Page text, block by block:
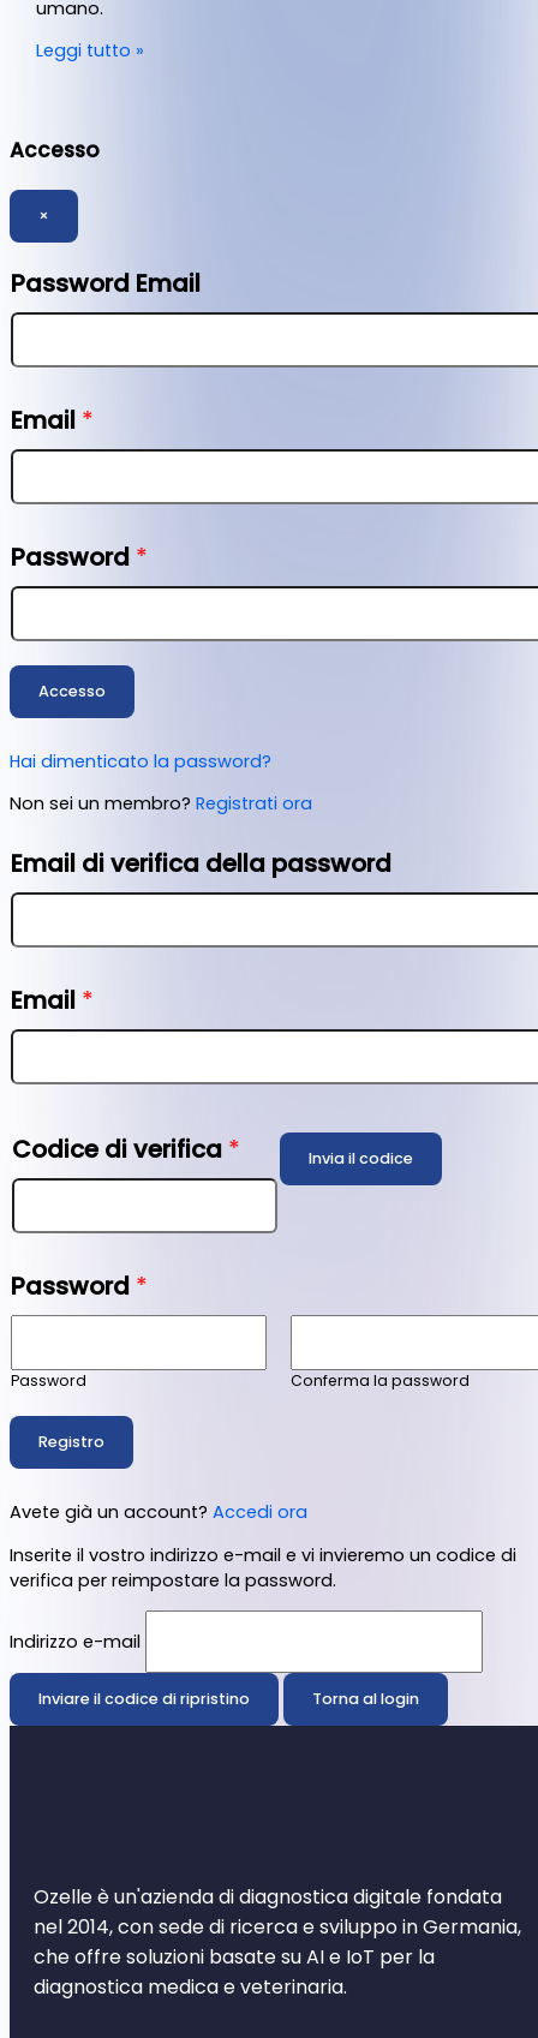
umano.
Leggi tutto »
Accesso
×
Password Email
Email *
Password *
Accesso
Hai dimenticato la password?
Non sei un membro? Registrati ora
Email di verifica della password
Email *
Codice di verifica * Invia il codice
Password *
Password Conferma la password
Registro
Avete già un account? Accedi ora
Inserite il vostro indirizzo e-mail e vi invieremo un codice di
verifica per reimpostare la password.
Indirizzo e-mail
Inviare il codice di ripristino Torna al login
Ozelle è un'azienda di diagnostica digitale fondata
nel 2014, con sede di ricerca e sviluppo in Germania,
che offre soluzioni basate su AI e IoT per la
diagnostica medica e veterinaria.